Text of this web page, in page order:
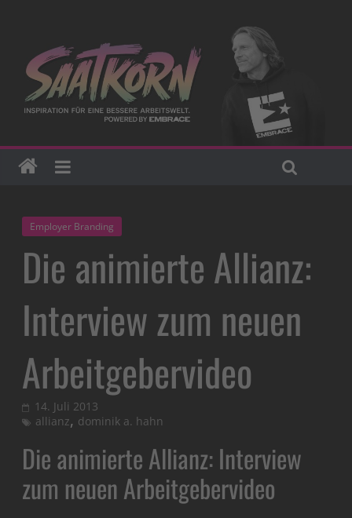
Employer Branding
Die animierte Allianz:
Interview zum neuen
Arbeitgebervideo
14. Juli 2013
allianz, dominik a. hahn
Die animierte Allianz: Interview
zum neuen Arbeitgebervideo